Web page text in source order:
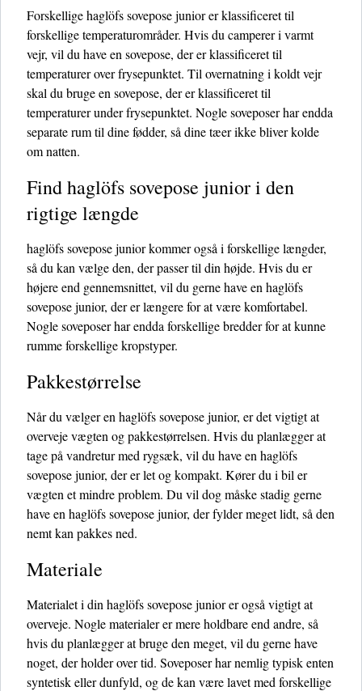
Forskellige haglöfs sovepose junior er klassificeret til
forskellige temperaturområder. Hvis du camperer i varmt
vejr, vil du have en sovepose, der er klassificeret til
temperaturer over frysepunktet. Til overnatning i koldt vejr
skal du bruge en sovepose, der er klassificeret til
temperaturer under frysepunktet. Nogle soveposer har endda
separate rum til dine fødder, så dine tæer ikke bliver kolde
om natten.
Find haglöfs sovepose junior i den
rigtige længde
haglöfs sovepose junior kommer også i forskellige længder,
så du kan vælge den, der passer til din højde. Hvis du er
højere end gennemsnittet, vil du gerne have en haglöfs
sovepose junior, der er længere for at være komfortabel.
Nogle soveposer har endda forskellige bredder for at kunne
rumme forskellige kropstyper.
Pakkestørrelse
Når du vælger en haglöfs sovepose junior, er det vigtigt at
overveje vægten og pakkestørrelsen. Hvis du planlægger at
tage på vandretur med rygsæk, vil du have en haglöfs
sovepose junior, der er let og kompakt. Kører du i bil er
vægten et mindre problem. Du vil dog måske stadig gerne
have en haglöfs sovepose junior, der fylder meget lidt, så den
nemt kan pakkes ned.
Materiale
Materialet i din haglöfs sovepose junior er også vigtigt at
overveje. Nogle materialer er mere holdbare end andre, så
hvis du planlægger at bruge den meget, vil du gerne have
noget, der holder over tid. Soveposer har nemlig typisk enten
syntetisk eller dunfyld, og de kan være lavet med forskellige